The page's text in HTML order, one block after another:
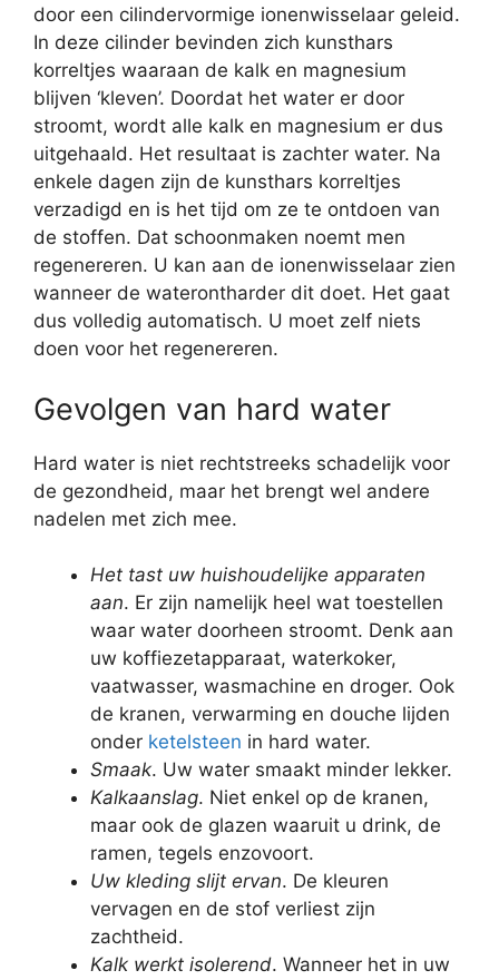
door een cilindervormige ionenwisselaar geleid.
In deze cilinder bevinden zich kunsthars
korreltjes waaraan de kalk en magnesium
blijven ‘kleven’. Doordat het water er door
stroomt, wordt alle kalk en magnesium er dus
uitgehaald. Het resultaat is zachter water. Na
enkele dagen zijn de kunsthars korreltjes
verzadigd en is het tijd om ze te ontdoen van
de stoffen. Dat schoonmaken noemt men
regenereren. U kan aan de ionenwisselaar zien
wanneer de waterontharder dit doet. Het gaat
dus volledig automatisch. U moet zelf niets
doen voor het regenereren.
Gevolgen van hard water
Hard water is niet rechtstreeks schadelijk voor
de gezondheid, maar het brengt wel andere
nadelen met zich mee.
Het tast uw huishoudelijke apparaten
aan. Er zijn namelijk heel wat toestellen
waar water doorheen stroomt. Denk aan
uw koffiezetapparaat, waterkoker,
vaatwasser, wasmachine en droger. Ook
de kranen, verwarming en douche lijden
onder ketelsteen in hard water.
Smaak. Uw water smaakt minder lekker.
Kalkaanslag. Niet enkel op de kranen,
maar ook de glazen waaruit u drink, de
ramen, tegels enzovoort.
Uw kleding slijt ervan. De kleuren
vervagen en de stof verliest zijn
zachtheid.
Kalk werkt isolerend. Wanneer het in uw